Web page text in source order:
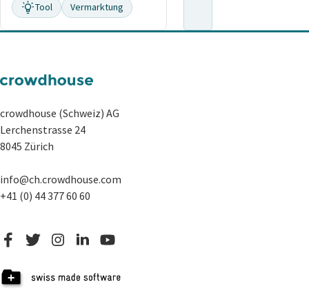
Tool Vermarktung
crowdhouse (Schweiz) AG
Lerchenstrasse 24
8045 Zürich
info@ch.crowdhouse.com
+41 (0) 44 377 60 60